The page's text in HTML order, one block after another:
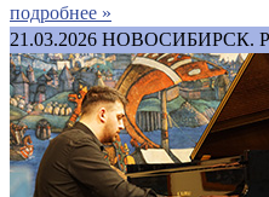
подробнее »
21.03.2026 НОВОСИБИРСК.